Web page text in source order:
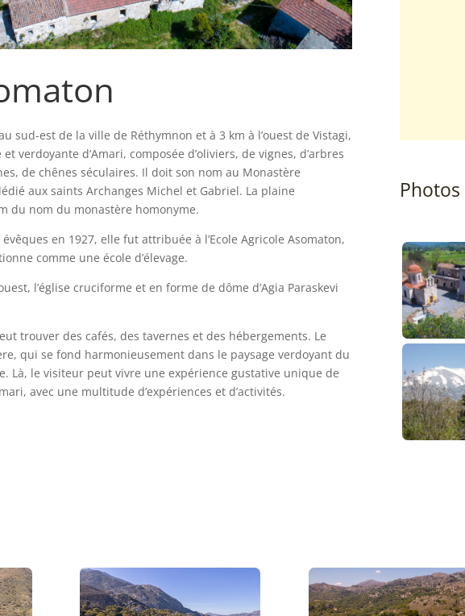
sud-est de la ville de Réthymnon et à 3 km à l’ouest de Vistagi,
verdoyante d’Amari, composée d’oliviers, de vignes, d’arbres
de chênes séculaires. Il doit son nom au Monastère
aux saints Archanges Michel et Gabriel. La plaine
du nom du monastère homonyme.
en 1927, elle fut attribuée à l’Ecole Agricole Asomaton,
comme une école d’élevage.
l’église cruciforme et en forme de dôme d’Agia Paraskevi
trouver des cafés, des tavernes et des hébergements. Le
qui se fond harmonieusement dans le paysage verdoyant du
Là, le visiteur peut vivre une expérience gustative unique de
avec une multitude d’expériences et d’activités.
Photos